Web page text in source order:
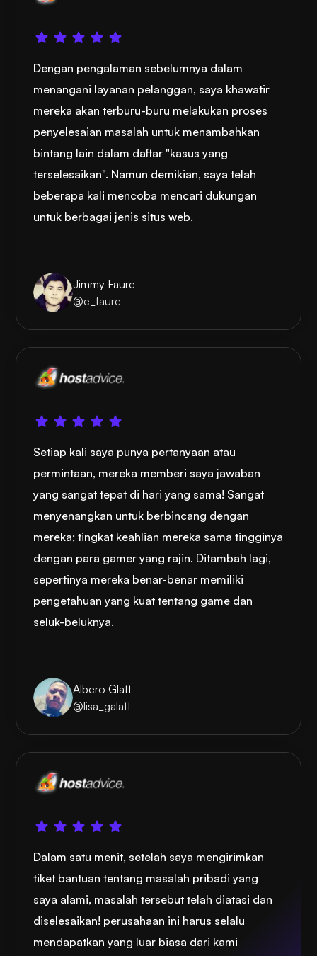
Dengan pengalaman sebelumnya dalam
menangani layanan pelanggan, saya khawatir
mereka akan terburu-buru melakukan proses
penyelesaian masalah untuk menambahkan
bintang lain dalam daftar "kasus yang
terselesaikan". Namun demikian, saya telah
beberapa kali mencoba mencari dukungan
untuk berbagai jenis situs web.
Jimmy Faure
@e_faure
Setiap kali saya punya pertanyaan atau
permintaan, mereka memberi saya jawaban
yang sangat tepat di hari yang sama! Sangat
menyenangkan untuk berbincang dengan
mereka; tingkat keahlian mereka sama tingginya
dengan para gamer yang rajin. Ditambah lagi,
sepertinya mereka benar-benar memiliki
pengetahuan yang kuat tentang game dan
seluk-beluknya.
Albero Glatt
@lisa_galatt
Dalam satu menit, setelah saya mengirimkan
tiket bantuan tentang masalah pribadi yang
saya alami, masalah tersebut telah diatasi dan
diselesaikan! perusahaan ini harus selalu
mendapatkan yang luar biasa dari kami